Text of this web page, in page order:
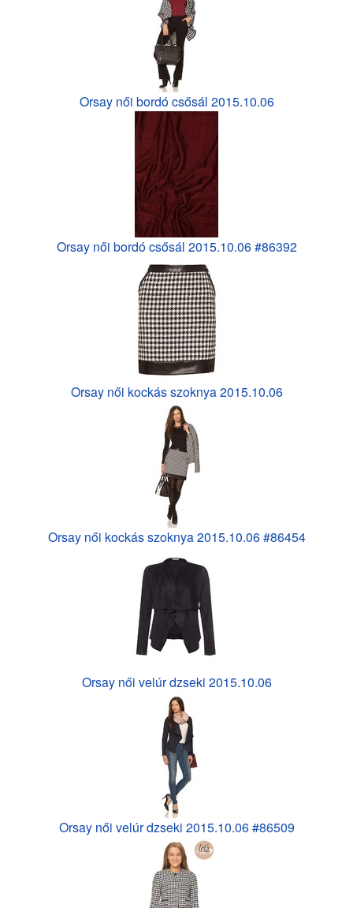
Orsay női bordó csősál 2015.10.06
Orsay női bordó csősál 2015.10.06 #86392
Orsay női kockás szoknya 2015.10.06
Orsay női kockás szoknya 2015.10.06 #86454
Orsay női velúr dzseki 2015.10.06
Orsay női velúr dzseki 2015.10.06 #86509